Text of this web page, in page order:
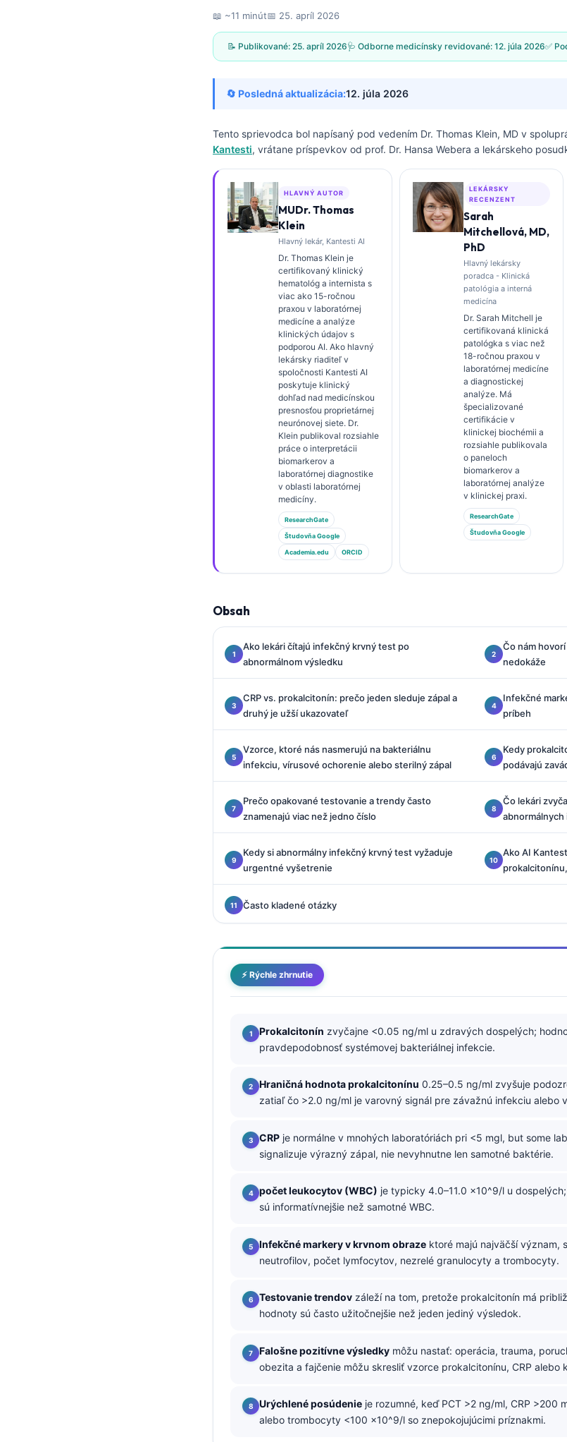
📖 ~11 minút📅 25. apríl 2026
📝 Publikované: 25. apríl 2026🩺 Odborne medicínsky revidované: 12. júla 2026✅
🔄 Posledná aktualizácia:12. júla 2026
Tento sprievodca bol napísaný pod vedením Dr. Thomas Klein, MD v
Kantesti, vrátane príspevkov od prof. Dr. Hansa Webera a lekárskeho
HLAVNÝ AUTOR
MUDr. Thomas
Klein
Hlavný lekár, Kantesti AI
Dr. Thomas Klein je
certifikovaný klinický
hematológ a internista s
viac ako 15-ročnou
praxou v laboratórnej
medicíne a analýze
klinických údajov s
podporou AI. Ako hlavný
lekársky riaditeľ v
spoločnosti Kantesti AI
poskytuje klinický
dohľad nad medicínskou
presnosťou proprietárnej
neurónovej siete. Dr.
Klein publikoval rozsiahle
práce o interpretácii
biomarkerov a
laboratórnej diagnostike
v oblasti laboratórnej
medicíny.
ResearchGate
Študovňa Google
Academia.edu ORCID
LEKÁRSKY
RECENZENT
Sarah
Mitchellová, MD,
PhD
Hlavný lekársky
poradca - Klinická
patológia a interná
medicína
Dr. Sarah Mitchell je
certifikovaná klinická
patológka s viac než
18-ročnou praxou v
laboratórnej medicíne
a diagnostickej
analýze. Má
špecializované
certifikácie v
klinickej biochémii a
rozsiahle publikovala
o paneloch
biomarkerov a
laboratórnej analýze
v klinickej praxi.
ResearchGate
Študovňa Google
Obsah
Ako lekári čítajú infekčný krvný test po
abnormálnom výsledku
Čo nám
nedokáže
CRP vs. prokalcitonín: prečo jeden sleduje zápal a
druhý je užší ukazovateľ
Infekčné
príbeh
Vzorce, ktoré nás nasmerujú na bakteriálnu
infekciu, vírusové ochorenie alebo sterilný zápal
Kedy
podávajú
Prečo opakované testovanie a trendy často
znamenajú viac než jedno číslo
Čo lekári
Kedy si abnormálny infekčný krvný test vyžaduje
urgentné vyšetrenie
Ako AI
Často kladené otázky
⚡ Rýchle zhrnutie
Prokalcitonín zvyčajne <0.05 ng/ml u zdravých dospelých;
pravdepodobnosť systémovej bakteriálnej infekcie.
Hraničná hodnota prokalcitonínu 0.25–0.5 ng/ml zvyšuje
zatiaľ čo >2.0 ng/ml je varovný signál pre závažnú infekciu alebo
CRP je normálne v mnohých laboratóriách pri <5 mgl, but some
signalizuje výrazný zápal, nie nevyhnutne len samotné baktérie.
počet leukocytov (WBC) je typicky 4.0–11.0 ×10^9/l u
sú informatívnejšie než samotné WBC.
Infekčné markery v krvnom obraze ktoré majú najväčší význam,
neutrofilov, počet lymfocytov, nezrelé granulocyty a trombocyty.
Testovanie trendov záleží na tom, pretože prokalcitonín má
hodnoty sú často užitočnejšie než jeden jediný výsledok.
Falošne pozitívne výsledky môžu nastať: operácia, trauma,
obezita a fajčenie môžu skresliť vzorce prokalcitonínu, CRP alebo
Urýchlené posúdenie je rozumné, keď PCT >2 ng/ml, CRP >200
alebo trombocyty <100 ×10^9/l so znepokojujúcimi príznakmi.